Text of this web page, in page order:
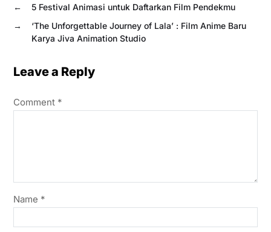
←
5 Festival Animasi untuk Daftarkan Film Pendekmu
→
‘The Unforgettable Journey of Lala’ : Film Anime Baru
Karya Jiva Animation Studio
Leave a Reply
Comment *
Name *